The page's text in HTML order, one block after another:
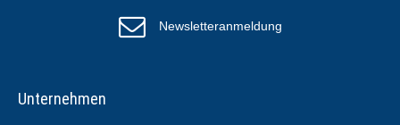
Newsletteranmeldung
Unternehmen